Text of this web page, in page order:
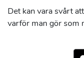
Det kan vara svårt
varför man gör som